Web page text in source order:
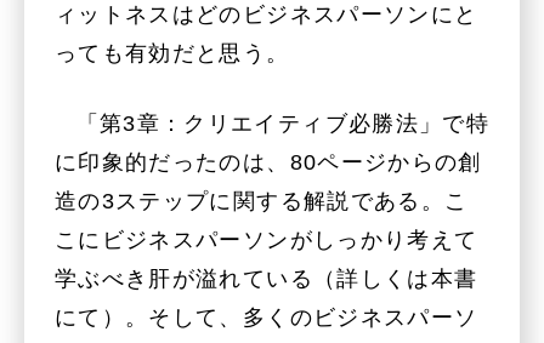
ィットネスはどのビジネスパーソンにと
っても有効だと思う。
「第3章：クリエイティブ必勝法」で特
に印象的だったのは、80ページからの創
造の3ステップに関する解説である。こ
こにビジネスパーソンがしっかり考えて
学ぶべき肝が溢れている（詳しくは本書
にて）。そして、多くのビジネスパーソ